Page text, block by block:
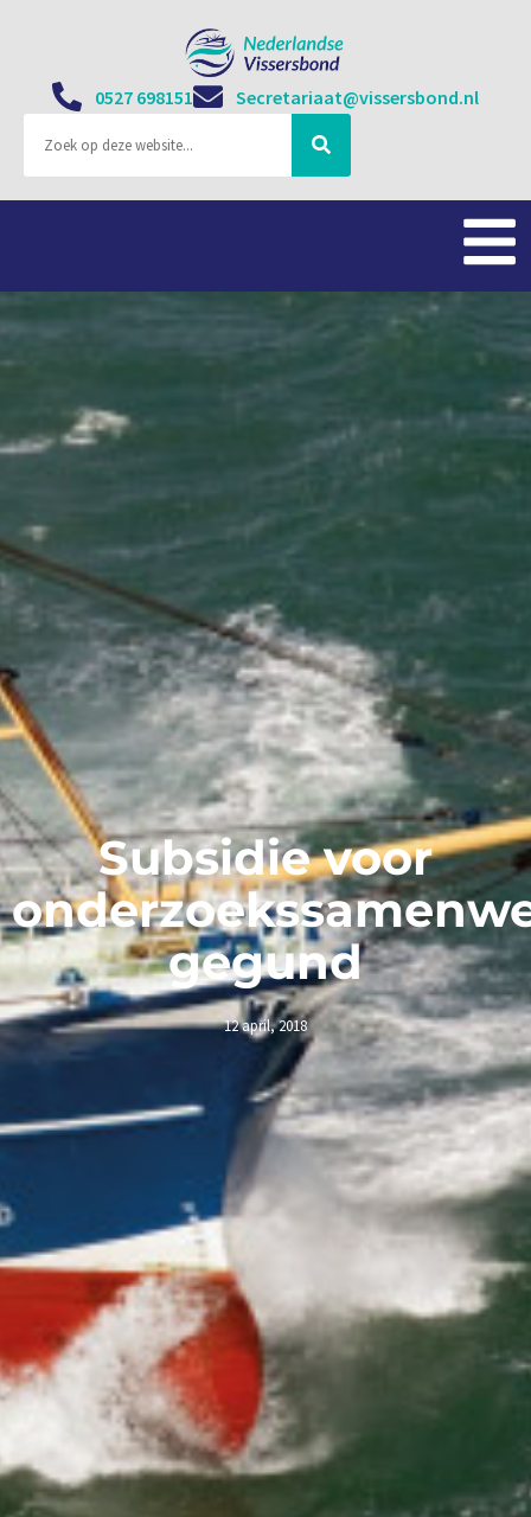
0527 698151 Secretariaat@vissersbond.nl
Subsidie voor
gegund
12 april, 2018